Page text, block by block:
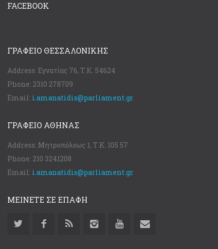
FACEBOOK
ΓΡΑΦΕΊΟ ΘΕΣΣΑΛΟΝΊΚΗΣ
Address: Εγνατίας 76, Τ.Κ. 54624
Phone: 2310 278709
Email: i.amanatidis@parliament.gr
ΓΡΑΦΕΊΟ ΑΘΉΝΑΣ
Address: Μητροπόλεως 1, Τ.Κ. 105 57
Phone: 210 3241208
Email: i.amanatidis@parliament.gr
ΜΕΙΝΕΤΕ ΣΕ ΕΠΑΦΗ